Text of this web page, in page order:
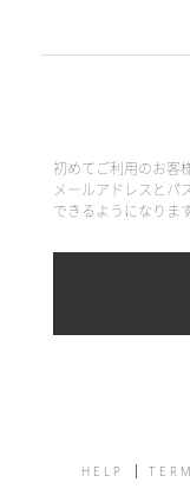
初めてご利用のお客
メールアドレスとパ
できるようになります
HELP